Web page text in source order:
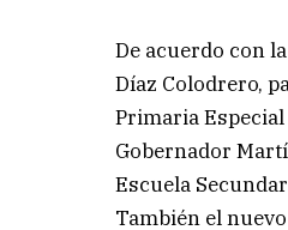
De acuerdo con
Díaz Colodrero,
Primaria
Gobernador
Escuela
También el